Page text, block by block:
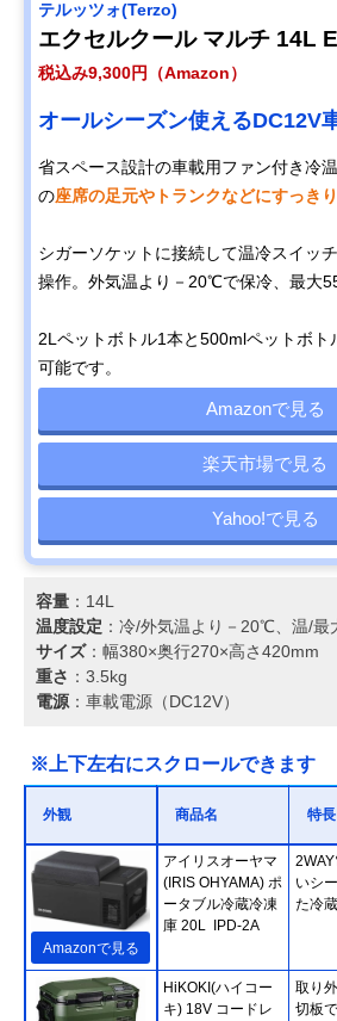
テルッツォ(Terzo)
エクセルクール マルチ 14L
税込み9,300円（Amazon）
オールシーズン使えるDC12V
省スペース設計の車載用ファン付き冷
の座席の足元やトランクなどにすっき
シガーソケットに接続して温冷スイッ
操作。外気温より－20℃で保冷、最大
2Lペットボトル1本と500mlペットボト
可能です。
Amazonで見る
楽天市場で見る
Yahoo!で見る
容量 ：14L
温度設定 ：冷/外気温より－20℃、温/
サイズ：幅380×奥行270×高さ420mm
重さ ：3.5kg
電源：車載電源（DC12V）
※上下左右にスクロールできます
外観 商品名 特長
Amazonで見る
アイリスオーヤマ
(IRIS OHYAMA) ポ
ータブル冷蔵冷凍
庫 20L IPD-2A
いシ
た冷
HiKOKI(ハイコー
キ) 18V コードレ
取り
切板